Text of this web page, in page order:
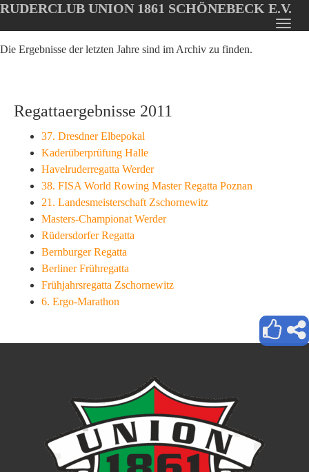
Oops, an error occurred! Code: 20260806131703b4269097
to
RUDERCLUB UNION 1861 SCHÖNEBECK E.V.
Die Ergebnisse der letzten Jahre sind im Archiv zu finden.
Regattaergebnisse 2011
37. Dresdner Elbepokal
Kaderüberprüfung Halle
Havelruderregatta Werder
38. FISA World Rowing Master Regatta Poznan
21. Landesmeisterschaft Zschornewitz
Masters-Championat Werder
Rüdersdorfer Regatta
Bernburger Regatta
Berliner Frühregatta
Frühjahrsregatta Zschornewitz
6. Ergo-Marathon